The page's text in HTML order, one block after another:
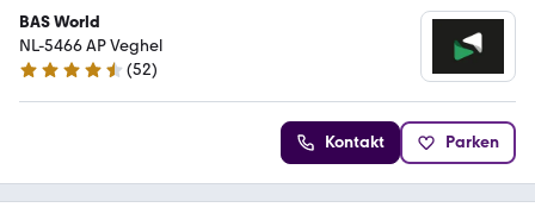
BAS World
NL-5466 AP Veghel
4.7 Sterne
(52)
Kontakt Parken